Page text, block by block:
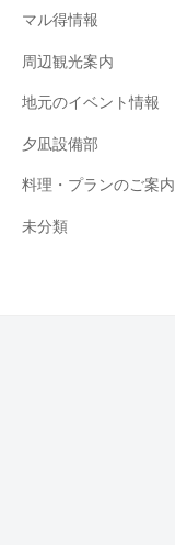
マル得情報
周辺観光案内
地元のイベント情報
夕凪設備部
料理・プランのご案内
未分類